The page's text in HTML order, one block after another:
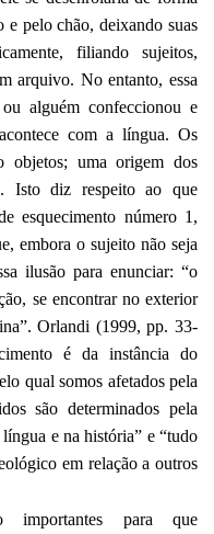
e pelo chão, deixando suas
filiando sujeitos,
arquivo. No entanto, essa
alguém confeccionou e
com a língua. Os
objetos; uma origem dos
Isto diz respeito ao que
esquecimento número 1,
embora o sujeito não seja
ilusão para enunciar: “o
se encontrar no exterior
Orlandi (1999, pp. 33-
é da instância do
qual somos afetados pela
são determinados pela
e na história” e “tudo
em relação a outros
importantes para que